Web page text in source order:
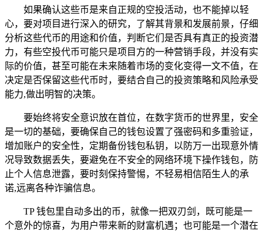
如果确认这些币是来自正规的空投活动，也不能掉以轻
心，要对项目进行深入的研究，了解其背景和发展前景，仔细
分析这些代币的用途和价值，判断它们是否具有真正的投资潜
力，有些空投代币可能只是项目方的一种营销手段，并没有实
际的价值，甚至可能在未来随着市场的变化变得一文不值，在
决定是否保留这些代币时，要结合自己的投资策略和风险承受
能力,做出明智的决策。
要始终将安全意识放在首位，在数字货币的世界里，安全
是一切的基础，要确保自己的钱包设置了强密码和多重验证，
增加账户的安全性，定期备份钱包私钥，以防万一出现意外情
况导致数据丢失，要避免在不安全的网络环境下操作钱包，防
止个人信息泄露，要时刻保持警惕，不轻易相信陌生人的承
诺,远离各种诈骗信息。
TP 钱包里自动多出的币，就像一把双刃剑，既可能是一
个意外的惊喜，为用户带来新的财富机遇；也可能是一个潜在